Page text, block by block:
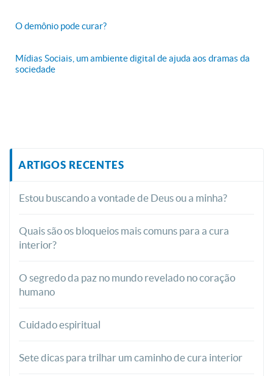
O demônio pode curar?
Mídias Sociais, um ambiente digital de ajuda aos dramas da
sociedade
ARTIGOS RECENTES
Estou buscando a vontade de Deus ou a minha?
Quais são os bloqueios mais comuns para a cura
interior?
O segredo da paz no mundo revelado no coração
humano
Cuidado espiritual
Sete dicas para trilhar um caminho de cura interior